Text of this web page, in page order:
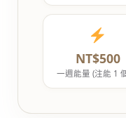
NT$500
一週能量 (注能 1